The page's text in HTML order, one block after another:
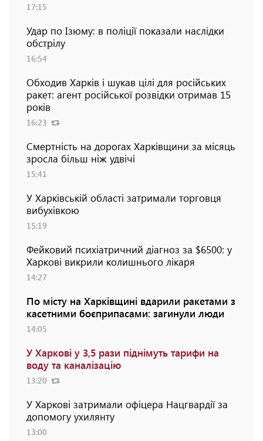
17:15
Удар по Ізюму: в поліції показали наслідки
обстрілу
16:54
Обходив Харків і шукав цілі для російських
ракет: агент російської розвідки отримав 15
років
16:23
Смертність на дорогах Харківщини за місяць
зросла більш ніж удвічі
15:41
У Харківській області затримали торговця
вибухівкою
15:19
Фейковий психіатричний діагноз за $6500: у
Харкові викрили колишнього лікаря
14:27
По місту на Харківщині вдарили ракетами з
касетними боєприпасами: загинули люди
14:05
У Харкові у 3,5 рази піднімуть тарифи на
воду та каналізацію
13:20
У Харкові затримали офіцера Нацгвардії за
допомогу ухилянту
13:00